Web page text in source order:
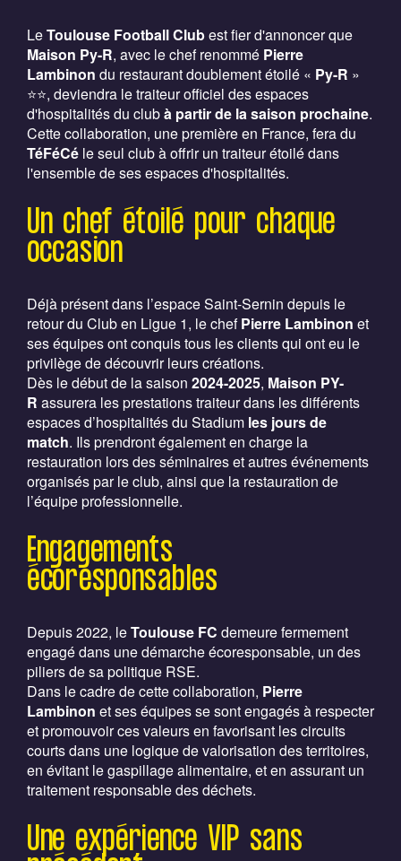
LeToulouse Football Clubest fier d'annoncer que
Maison Py-R, avec le chef renommé Pierre
Lambinon du restaurant doublement étoilé « Py-R »
⭐️⭐️, deviendra le traiteur officiel des espaces
d'hospitalités du clubà partir de lasaison prochaine.
Cette collaboration, une première en France, fera du
TéFéCé le seul club à offrir un traiteur étoilé dans
l'ensemble de ses espaces d'hospitalités.
Un chef étoilé pour chaque
occasion
Déjà présent dans l’espace Saint-Sernin depuis le
retour du Club en Ligue 1, le chefPierre Lambinon et
ses équipes ont conquis tous les clients qui ont eu le
privilège de découvrir leurs créations.
Dès le début de la saison 2024-2025, Maison PY-
R assurera les prestations traiteur dans les différents
espaces d’hospitalités du Stadium les jours de
match. Ils prendront également en charge la
restauration lors des séminaires et autres événements
organisés par le club, ainsi que la restauration de
l’équipe professionnelle.
Engagements
écoresponsables
Depuis 2022, leToulouse FC demeure fermement
engagé dans une démarche écoresponsable, un des
piliers de sa politique RSE.
Dans le cadre de cette collaboration, Pierre
Lambinon et ses équipes se sont engagés à respecter
et promouvoir ces valeurs en favorisant les circuits
courts dans une logique de valorisation des territoires,
en évitant le gaspillage alimentaire, et en assurant un
traitement responsable des déchets.
Une expérience VIP sans